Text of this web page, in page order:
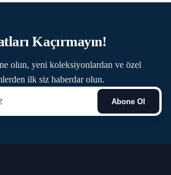
Kaçırmayın!
olun, yeni koleksiyonlardan ve özel
ilk siz haberdar olun.
Abone Ol